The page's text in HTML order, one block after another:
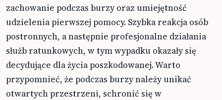
zachowanie podczas burzy oraz umiejętność
udzielenia pierwszej pomocy. Szybka reakcja osób
postronnych, a następnie profesjonalne działania
służb ratunkowych, w tym wypadku okazały się
decydujące dla życia poszkodowanej. Warto
przypomnieć, że podczas burzy należy unikać
otwartych przestrzeni, schronić się w